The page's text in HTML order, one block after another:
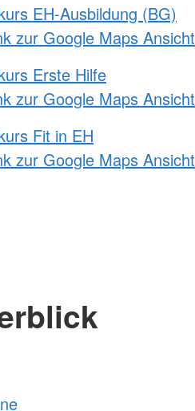
EH-Ausbildung (BG)
zur Google Maps Ansicht
Erste Hilfe
zur Google Maps Ansicht
Fit in EH
zur Google Maps Ansicht